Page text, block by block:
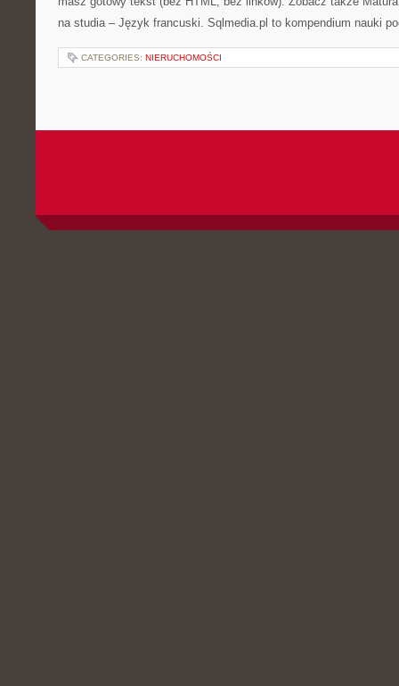
na studia – Język francuski. Sqlmedia.pl to kompendium nauki
CATEGORIES: NIERUCHOMOŚCI